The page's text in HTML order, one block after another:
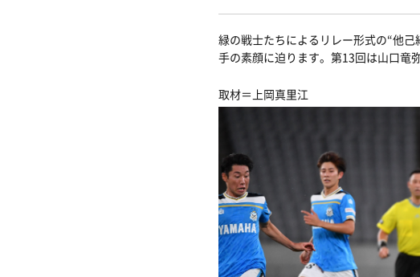
緑の戦士たちによるリレー形式の“他
手の素顔に迫ります。第13回は山口竜
取材＝上岡真里江